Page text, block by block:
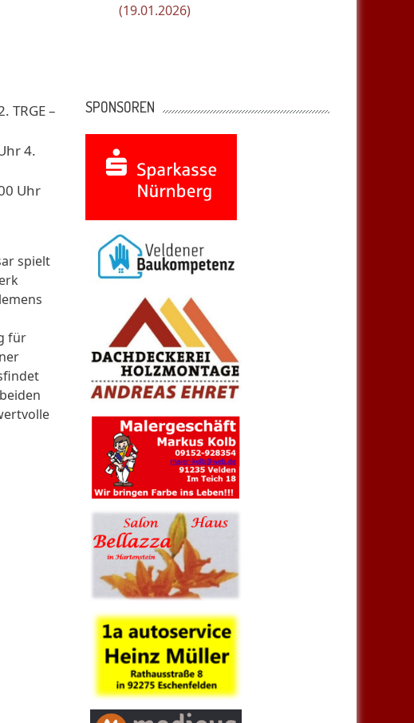
TRGE –
4.
Uhr
spielt
für
(19.01.2026)
SPONSOREN